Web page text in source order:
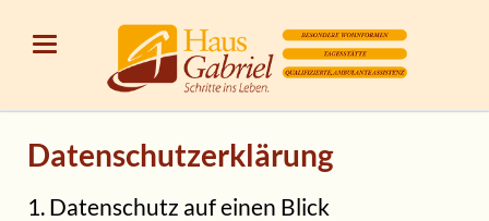
Datenschutzerklärung
1. Datenschutz auf einen Blick